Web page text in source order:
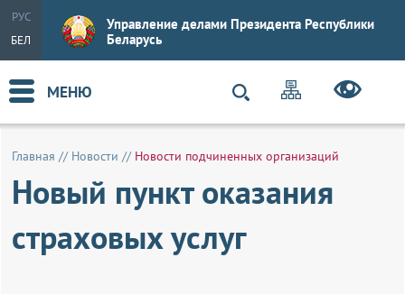
РУС
БЕЛ
Управление делами Президента Республики
Беларусь
МЕНЮ
Главная // Новости // Новости подчиненных организаций
Новый пункт оказания
страховых услуг